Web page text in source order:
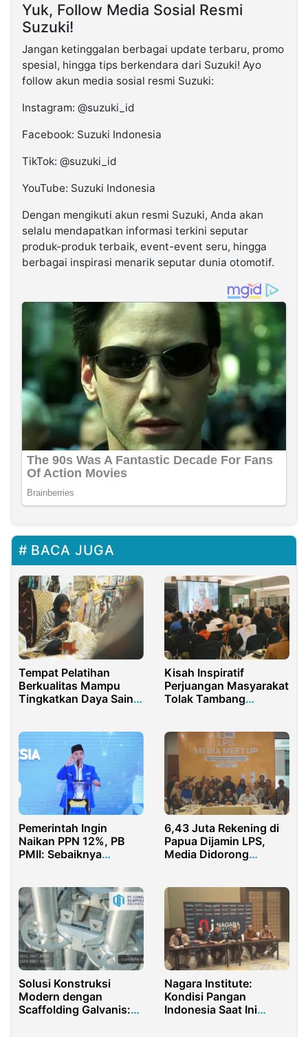
Yuk, Follow Media Sosial Resmi
Suzuki!
Jangan ketinggalan berbagai update terbaru, promo
spesial, hingga tips berkendara dari Suzuki! Ayo
follow akun media sosial resmi Suzuki:
Instagram: @suzuki_id
Facebook: Suzuki Indonesia
TikTok: @suzuki_id
YouTube: Suzuki Indonesia
Dengan mengikuti akun resmi Suzuki, Anda akan
selalu mendapatkan informasi terkini seputar
produk-produk terbaik, event-event seru, hingga
berbagai inspirasi menarik seputar dunia otomotif.
BACA JUGA
Tempat Pelatihan
Berkualitas Mampu
Tingkatkan Daya Saing
Kisah Inspiratif
Perjuangan Masyarakat
Tolak Tambang
Pemerintah Ingin
Naikan PPN 12%, PB
PMII: Sebaiknya
6,43 Juta Rekening di
Papua Dijamin LPS,
Media Didorong
Solusi Konstruksi
Modern dengan
Scaffolding Galvanis:
Nagara Institute:
Kondisi Pangan
Indonesia Saat Ini